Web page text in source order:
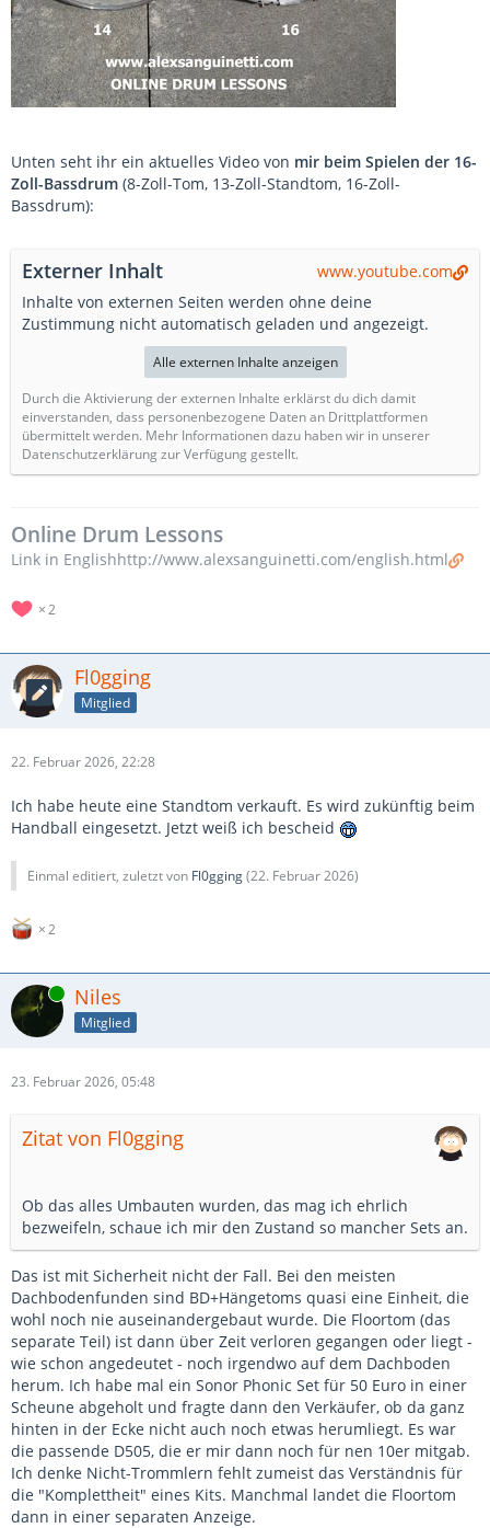
Unten seht ihr ein aktuelles Video von mir beim Spielen der 16-
Zoll-Bassdrum (8-Zoll-Tom, 13-Zoll-Standtom, 16-Zoll-
Bassdrum):
Externer Inhalt
www.youtube.com
Inhalte von externen Seiten werden ohne deine
Zustimmung nicht automatisch geladen und angezeigt.
Alle externen Inhalte anzeigen
Durch die Aktivierung der externen Inhalte erklärst du dich damit
einverstanden, dass personenbezogene Daten an Drittplattformen
übermittelt werden. Mehr Informationen dazu haben wir in unserer
Datenschutzerklärung zur Verfügung gestellt.
Online Drum Lessons
Link in Englishhttp://www.alexsanguinetti.com/english.html
2
Fl0gging
Mitglied
22. Februar 2026, 22:28
Ich habe heute eine Standtom verkauft. Es wird zukünftig beim
Handball eingesetzt. Jetzt weiß ich bescheid
Einmal editiert, zuletzt von Fl0gging(22. Februar 2026)
2
Online Niles
Mitglied
23. Februar 2026, 05:48
Zitat von Fl0gging
Ob das alles Umbauten wurden, das mag ich ehrlich
bezweifeln, schaue ich mir den Zustand so mancher Sets an.
Das ist mit Sicherheit nicht der Fall. Bei den meisten
Dachbodenfunden sind BD+Hängetoms quasi eine Einheit, die
wohl noch nie auseinandergebaut wurde. Die Floortom (das
separate Teil) ist dann über Zeit verloren gegangen oder liegt -
wie schon angedeutet - noch irgendwo auf dem Dachboden
herum. Ich habe mal ein Sonor Phonic Set für 50 Euro in einer
Scheune abgeholt und fragte dann den Verkäufer, ob da ganz
hinten in der Ecke nicht auch noch etwas herumliegt. Es war
die passende D505, die er mir dann noch für nen 10er mitgab.
Ich denke Nicht-Trommlern fehlt zumeist das Verständnis für
die "Komplettheit" eines Kits. Manchmal landet die Floortom
dann in einer separaten Anzeige.